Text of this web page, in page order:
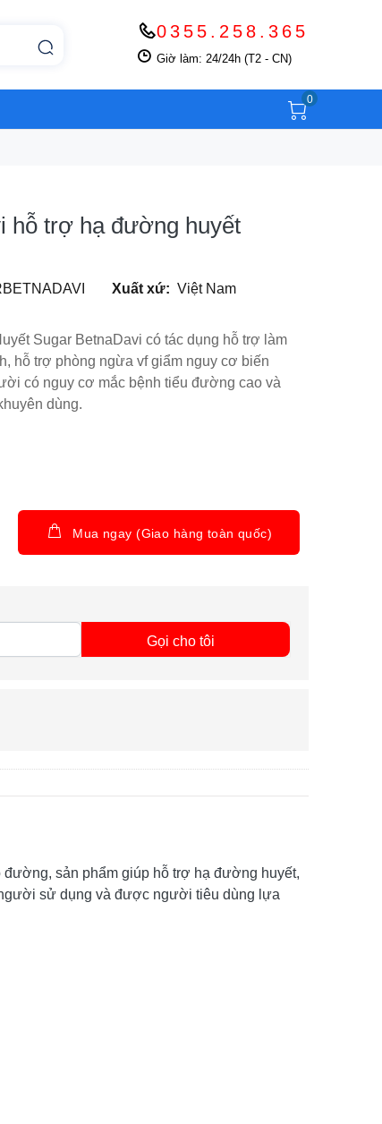
0355.258.365
Giờ làm: 24/24h (T2 - CN)
0
hỗ trợ hạ đường huyết
Xuất xứ: Việt Nam
Sugar BetnaDavi có tác dụng hỗ trợ làm
hỗ trợ phòng ngừa vf giẩm nguy cơ biến
có nguy cơ mắc bệnh tiểu đường cao và
dùng.
Mua ngay (Giao hàng toàn quốc)
Gọi cho tôi
sản phẩm giúp hỗ trợ hạ đường huyết,
sử dụng và được người tiêu dùng lựa